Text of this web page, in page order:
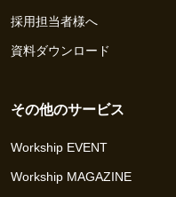
採用担当者様へ
資料ダウンロード
その他のサービス
Workship EVENT
Workship MAGAZINE